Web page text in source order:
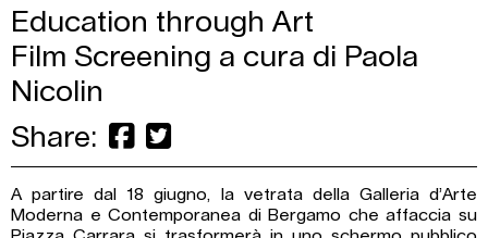
Education through Art
Film Screening a cura di Paola
Nicolin
Share:
A partire dal 18 giugno, la vetrata della Galleria d’Arte
Moderna e Contemporanea di Bergamo che affaccia su